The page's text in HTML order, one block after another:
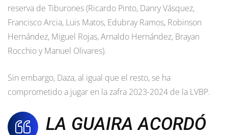
reserva de Tiburones (Ricardo Pinto, Danry Vásquez,
Francisco Arcia, Luis Matos, Edubray Ramos, Robinson
Hernández, Miguel Rojas, Arnaldo Hernández, Brayan
Rocchio y Manuel Olivares).
Sin embargo, Daza, al igual que el resto, se ha
comprometido a jugar en la zafra 2023-2024 de la LVBP.
LA GUAIRA ACORDÓ